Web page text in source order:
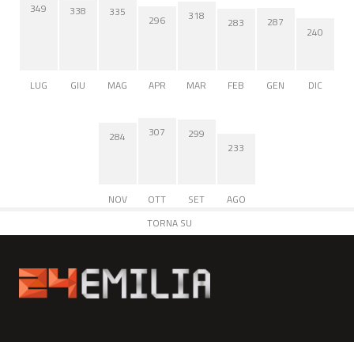
349
LUG
338
GIU
335
MAG
296
APR
318
MAR
283
FEB
287
GEN
240
DIC
284
NOV
307
OTT
299
SET
233
AGO
TORNA SU